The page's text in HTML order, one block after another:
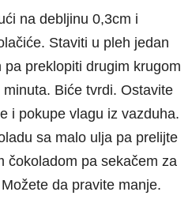
na debljinu 0,3cm i
Staviti u pleh jedan
preklopiti drugim krugom
Biće tvrdi. Ostavite
i pokupe vlagu iz vazduha.
sa malo ulja pa prelijte
čokoladom pa sekačem za
da pravite manje.